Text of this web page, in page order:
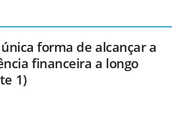
forma de alcançar a
financeira a longo
1)